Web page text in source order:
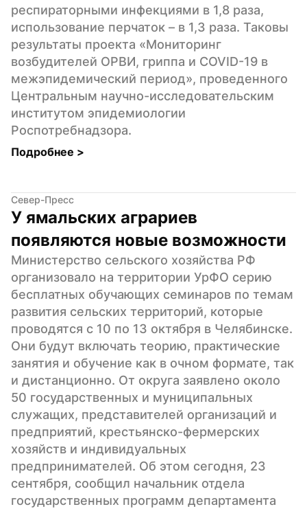
респираторными инфекциями в 1,8 раза,
использование перчаток – в 1,3 раза. Таковы
результаты проекта «Мониторинг
возбудителей ОРВИ, гриппа и COVID-19 в
межэпидемический период», проведенного
Центральным научно-исследовательским
институтом эпидемиологии
Роспотребнадзора.
Подробнее >
Север-Пресс
У ямальских аграриев
появляются новые возможности
Министерство сельского хозяйства РФ
организовало на территории УрФО серию
бесплатных обучающих семинаров по темам
развития сельских территорий, которые
проводятся с 10 по 13 октября в Челябинске.
Они будут включать теорию, практические
занятия и обучение как в очном формате, так
и дистанционно. От округа заявлено около
50 государственных и муниципальных
служащих, представителей организаций и
предприятий, крестьянско-фермерских
хозяйств и индивидуальных
предпринимателей. Об этом сегодня, 23
сентября, сообщил начальник отдела
государственных программ департамента